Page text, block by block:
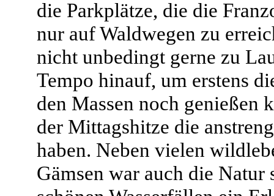
die Parkplätze, die die
nur auf Waldwegen zu
nicht unbedingt gerne zu
Tempo hinauf, um erstens
den Massen noch genießen
der Mittagshitze die
haben. Neben vielen
Gämsen war auch die